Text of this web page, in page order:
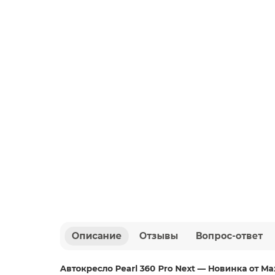
Описание Отзывы Вопрос-ответ
Автокресло Pearl 360 Pro Next — Новинка от